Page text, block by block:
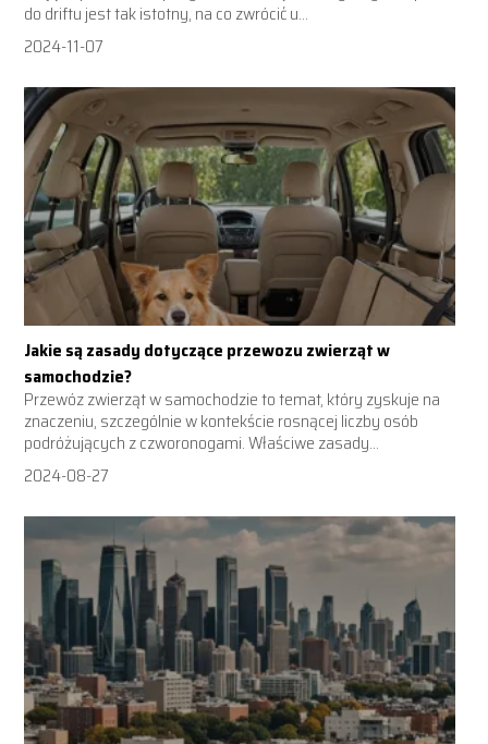
do driftu jest tak istotny, na co zwrócić u...
2024-11-07
Jakie są zasady dotyczące przewozu zwierząt w
samochodzie?
Przewóz zwierząt w samochodzie to temat, który zyskuje na
znaczeniu, szczególnie w kontekście rosnącej liczby osób
podróżujących z czworonogami. Właściwe zasady...
2024-08-27